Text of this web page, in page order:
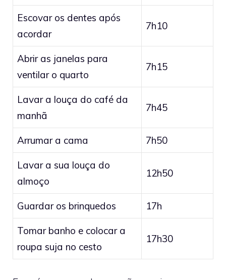
Escovar os dentes após
acordar
7h10
Abrir as janelas para
ventilar o quarto
7h15
Lavar a louça do café da
manhã
7h45
Arrumar a cama 7h50
Lavar a sua louça do
almoço
12h50
Guardar os brinquedos 17h
Tomar banho e colocar a
roupa suja no cesto
17h30